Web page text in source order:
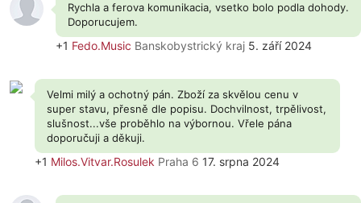
Rychla a ferova komunikacia, vsetko bolo podla dohody.
Doporucujem.
+1 Fedo.Music Banskobystrický kraj 5. září 2024
Velmi milý a ochotný pán. Zboží za skvělou cenu v
super stavu, přesně dle popisu. Dochvilnost, trpělivost,
slušnost...vše proběhlo na výbornou. Vřele pána
doporučuji a děkuji.
+1 Milos.Vitvar.Rosulek Praha 6 17. srpna 2024